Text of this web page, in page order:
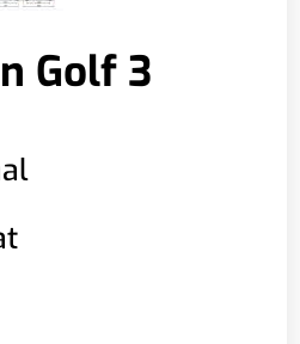
Golf 3